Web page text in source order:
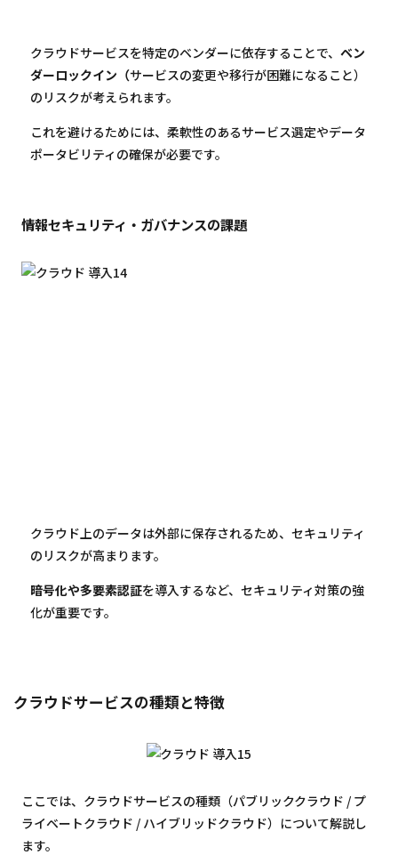
クラウドサービスを特定のベンダーに依存することで、 ベン
ダーロックイン（サービスの変更や移行が困難になること）
のリスクが考えられます。
これを避けるためには、柔軟性のあるサービス選定やデータ
ポータビリティの確保が必要です。
情報セキュリティ・ガバナンスの課題
クラウド上のデータは外部に保存されるため、セキュリティ
のリスクが高まります。
暗号化や多要素認証を導入するなど、セキュリティ対策の強
化が重要です。
クラウドサービスの種類と特徴
ここでは、クラウドサービスの種類（パブリッククラウド / プ
ライベートクラウド / ハイブリッドクラウド）について解説し
ます。